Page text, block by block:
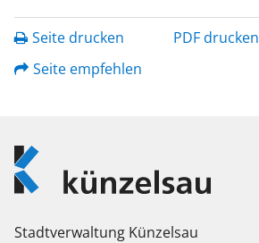
Seite drucken
PDF drucken
Seite empfehlen
Logo
Künzelsau
Stadtverwaltung Künzelsau